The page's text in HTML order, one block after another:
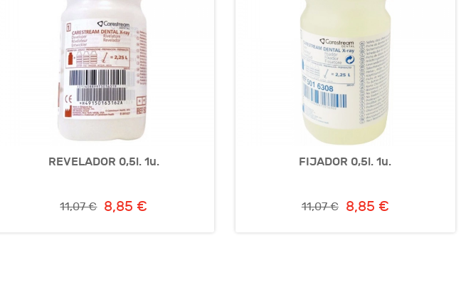
REVELADOR 0,5l. 1u.
11,07 € 8,85 €
FIJADOR 0,5l. 1u.
11,07 € 8,85 €